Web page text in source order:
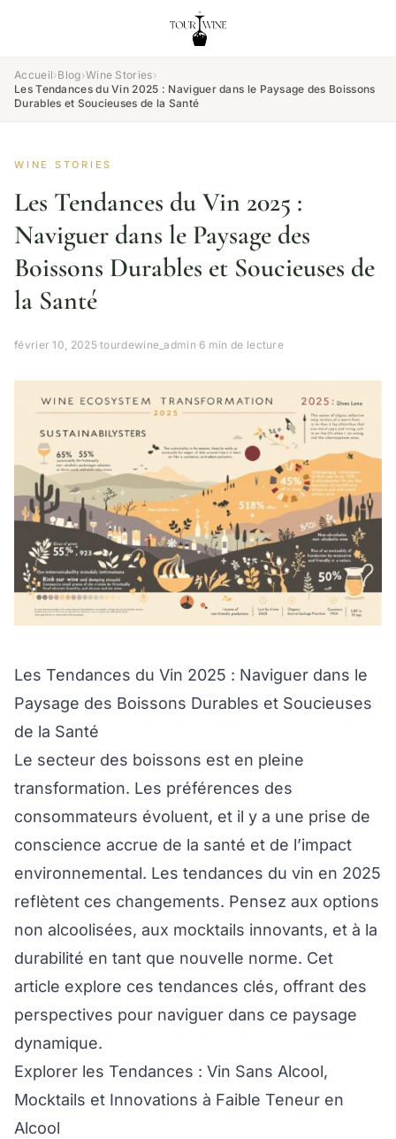
Accueil›Blog›Wine Stories›
Les Tendances du Vin 2025 : Naviguer dans le Paysage des Boissons
Durables et Soucieuses de la Santé
WINE STORIES
Les Tendances du Vin 2025 :
Naviguer dans le Paysage des
Boissons Durables et Soucieuses de
la Santé
février 10, 2025·tourdewine_admin·6 min de lecture
Les Tendances du Vin 2025 : Naviguer dans le
Paysage des Boissons Durables et Soucieuses
de la Santé
Le secteur des boissons est en pleine
transformation. Les préférences des
consommateurs évoluent, et il y a une prise de
conscience accrue de la santé et de l’impact
environnemental. Les tendances du vin en 2025
reflètent ces changements. Pensez aux options
non alcoolisées, aux mocktails innovants, et à la
durabilité en tant que nouvelle norme. Cet
article explore ces tendances clés, offrant des
perspectives pour naviguer dans ce paysage
dynamique.
Explorer les Tendances : Vin Sans Alcool,
Mocktails et Innovations à Faible Teneur en
Alcool